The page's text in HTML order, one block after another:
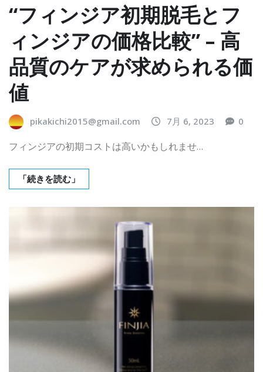
“フィンジア初期脱毛とフ
ィンジアの価格比較” – 高
品質のケアが求められる価
値
pikakichi2015@gmail.com 7月 6, 2023 0
フィンジアの初期コストは高いかもしれませ…
「続きを読む」